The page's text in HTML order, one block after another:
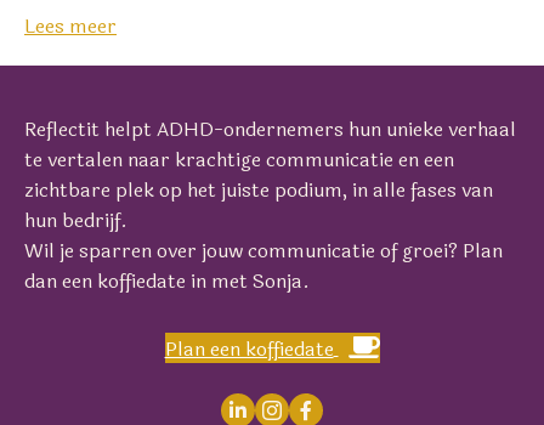
Lees meer
Reflectit helpt ADHD-ondernemers hun unieke verhaal
te vertalen naar krachtige communicatie en een
zichtbare plek op het juiste podium, in alle fases van
hun bedrijf.
Wil je sparren over jouw communicatie of groei? Plan
dan een koffiedate in met Sonja.
Plan een koffiedate